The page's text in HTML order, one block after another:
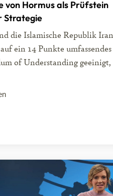
von Hormus als Prüfstein
Strategie
die Islamische Republik Iran
ein 14 Punkte umfassendes
of Understanding geeinigt,